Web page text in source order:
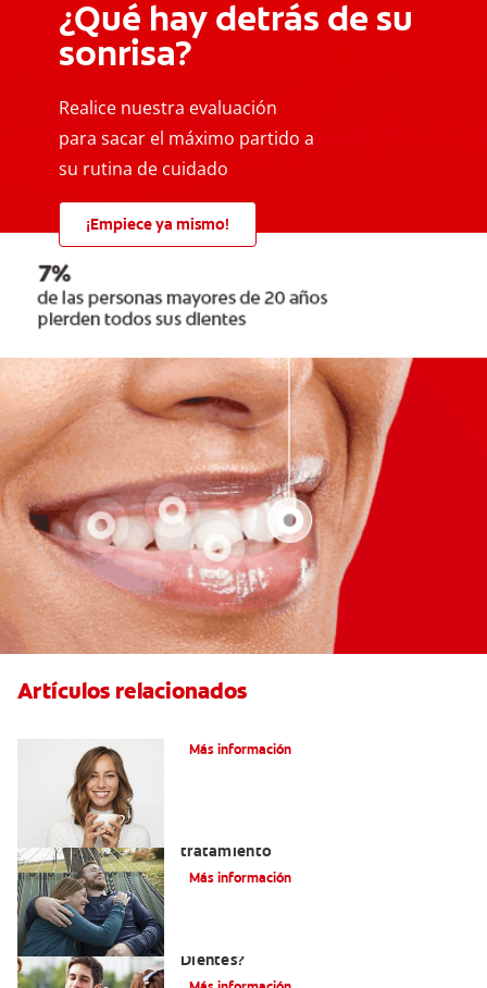
¿Qué hay detrás de su
sonrisa?
Realice nuestra evaluación
para sacar el máximo partido a
su rutina de cuidado
¡Empiece ya mismo!
Artículos relacionados
Más información
tratamiento
Más información
Dientes?